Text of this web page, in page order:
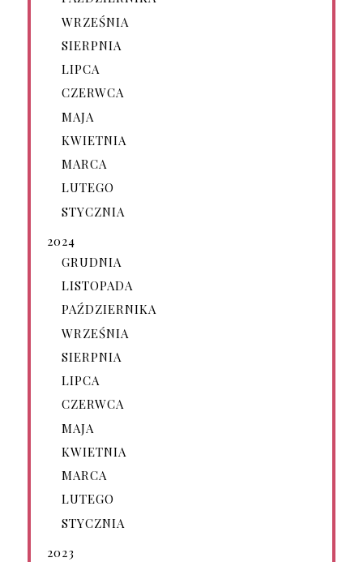
WRZEŚNIA
SIERPNIA
LIPCA
CZERWCA
MAJA
KWIETNIA
MARCA
LUTEGO
STYCZNIA
2024
GRUDNIA
LISTOPADA
PAŹDZIERNIKA
WRZEŚNIA
SIERPNIA
LIPCA
CZERWCA
MAJA
KWIETNIA
MARCA
LUTEGO
STYCZNIA
2023